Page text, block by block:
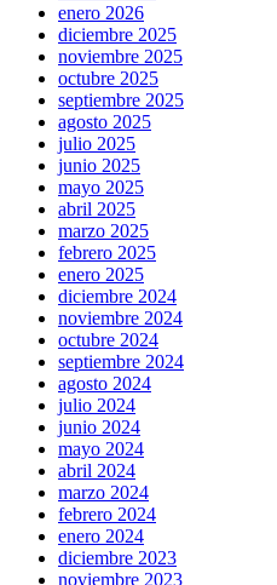
enero 2026
diciembre 2025
noviembre 2025
octubre 2025
septiembre 2025
agosto 2025
julio 2025
junio 2025
mayo 2025
abril 2025
marzo 2025
febrero 2025
enero 2025
diciembre 2024
noviembre 2024
octubre 2024
septiembre 2024
agosto 2024
julio 2024
junio 2024
mayo 2024
abril 2024
marzo 2024
febrero 2024
enero 2024
diciembre 2023
noviembre 2023